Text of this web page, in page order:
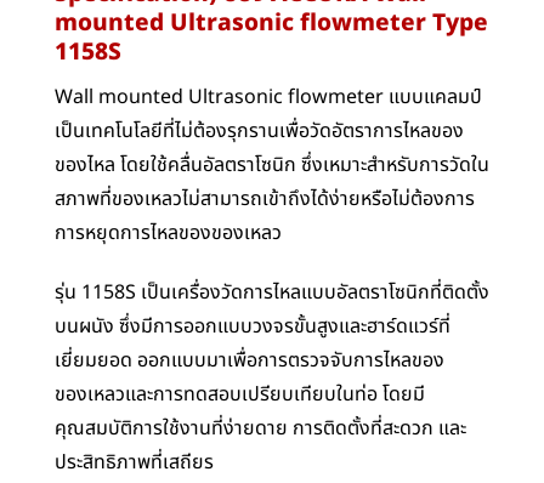
mounted Ultrasonic flowmeter Type
1158S
Wall mounted Ultrasonic flowmeter แบบแคลมป์
เป็นเทคโนโลยีที่ไม่ต้องรุกรานเพื่อวัดอัตราการไหลของ
ของไหล โดยใช้คลื่นอัลตราโซนิก ซึ่งเหมาะสำหรับการวัดใน
สภาพที่ของเหลวไม่สามารถเข้าถึงได้ง่ายหรือไม่ต้องการ
การหยุดการไหลของของเหลว
รุ่น 1158S เป็นเครื่องวัดการไหลแบบอัลตราโซนิกที่ติดตั้ง
บนผนัง ซึ่งมีการออกแบบวงจรขั้นสูงและฮาร์ดแวร์ที่
เยี่ยมยอด ออกแบบมาเพื่อการตรวจจับการไหลของ
ของเหลวและการทดสอบเปรียบเทียบในท่อ โดยมี
คุณสมบัติการใช้งานที่ง่ายดาย การติดตั้งที่สะดวก และ
ประสิทธิภาพที่เสถียร